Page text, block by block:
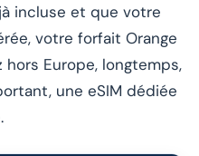
incluse et que votre
votre forfait Orange
Europe, longtemps,
une eSIM dédiée